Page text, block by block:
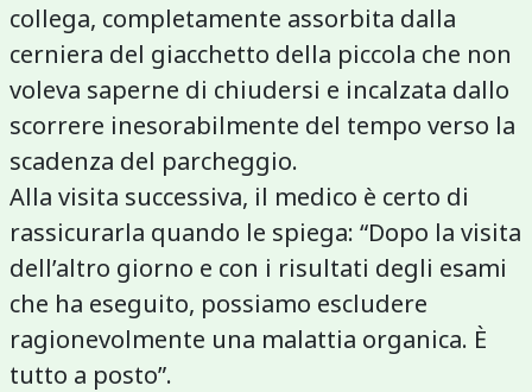
collega, completamente assorbita dalla
cerniera del giacchetto della piccola che non
voleva saperne di chiudersi e incalzata dallo
scorrere inesorabilmente del tempo verso la
scadenza del parcheggio.
Alla visita successiva, il medico è certo di
rassicurarla quando le spiega: “Dopo la visita
dell’altro giorno e con i risultati degli esami
che ha eseguito, possiamo escludere
ragionevolmente una malattia organica. È
tutto a posto”.